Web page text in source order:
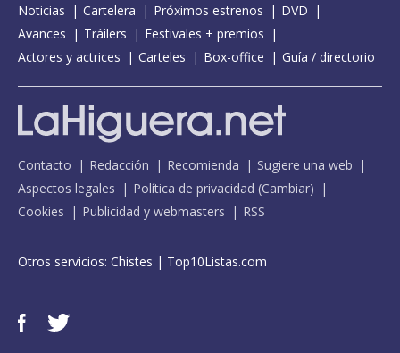
Noticias Cartelera Próximos estrenos
DVD
Avances
Tráilers
Festivales + premios
Actores y actrices
Carteles Box-office Guía / directorio
Contacto Redacción Recomienda
Sugiere una web
Aspectos legales
Política de privacidad (Cambiar)
Cookies
Publicidad y webmasters RSS
Otros servicios: Chistes | Top10Listas.com